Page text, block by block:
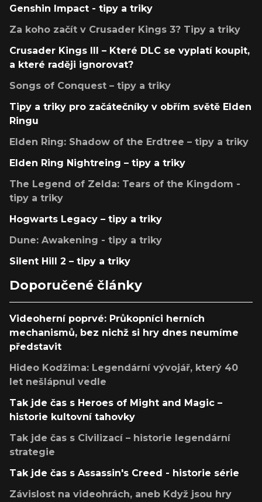
Genshin Impact - tipy a triky
Za koho začít v Crusader Kings 3? Tipy a triky
Crusader Kings III – Které DLC se vyplatí koupit,
a které raději ignorovat?
Songs of Conquest – tipy a triky
Tipy a triky pro začátečníky v obřím světě Elden
Ringu
Elden Ring: Shadow of the Erdtree – tipy a triky
Elden Ring Nightreing – tipy a triky
The Legend of Zelda: Tears of the Kingdom -
tipy a triky
Hogwarts Legacy – tipy a triky
Dune: Awakening - tipy a triky
Silent Hill 2 – tipy a triky
Doporučené články
Videoherní poprvé: Průkopníci herních
mechanismů, bez nichž si hry dnes neumíme
představit
Hideo Kodžima: Legendární vývojář, který 40
let nešlápnul vedle
Tak jde čas s Heroes of Might and Magic –
historie kultovní tahovky
Tak jde čas s Civilizací – historie legendární
strategie
Tak jde čas s Assassin's Creed - historie série
Závislost na videohrách, aneb Když jsou hry